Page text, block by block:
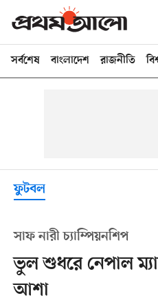
সর্বশেষ বাংলাদেশ রাজনীতি
ফুটবল
সাফ নারী চ্যাম্পিয়নশিপ
ভুল শুধরে নেপাল
আশা